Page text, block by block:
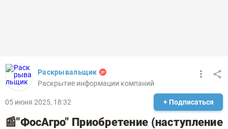
Раскрывальщик
Раскрытие информации компаний
05 июня 2025, 18:32 + Подписаться
📰"ФосАгро" Приобретение (наступление